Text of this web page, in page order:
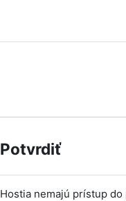
Potvrdiť
Hostia nemajú prístup